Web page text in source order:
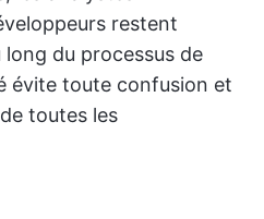
restent
du processus de
évite toute confusion et
toutes les